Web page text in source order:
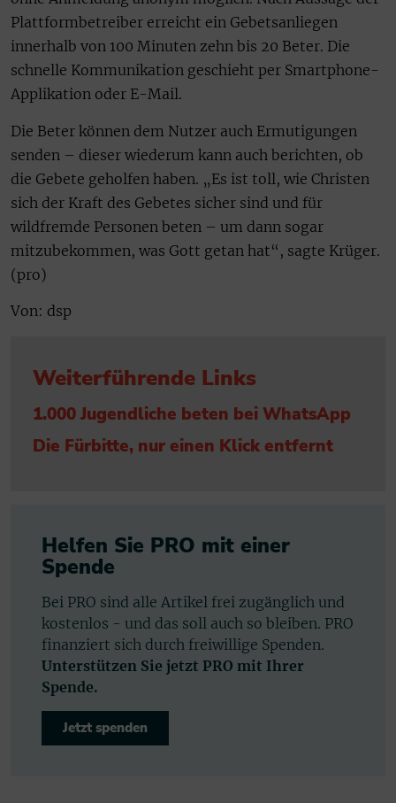
Plattformbetreiber erreicht ein Gebetsanliegen
innerhalb von 100 Minuten zehn bis 20 Beter. Die
schnelle Kommunikation geschieht per Smartphone-
Applikation oder E-Mail.
Die Beter können dem Nutzer auch Ermutigungen
senden – dieser wiederum kann auch berichten, ob
die Gebete geholfen haben. „Es ist toll, wie Christen
sich der Kraft des Gebetes sicher sind und für
wildfremde Personen beten – um dann sogar
mitzubekommen, was Gott getan hat“, sagte Krüger.
(pro)
Von: dsp
Weiterführende Links
1.000 Jugendliche beten bei WhatsApp
Die Fürbitte, nur einen Klick entfernt
Helfen Sie PRO mit einer
Spende
Bei PRO sind alle Artikel frei zugänglich und
kostenlos - und das soll auch so bleiben. PRO
finanziert sich durch freiwillige Spenden.
Unterstützen Sie jetzt PRO mit Ihrer
Spende.
Jetzt spenden